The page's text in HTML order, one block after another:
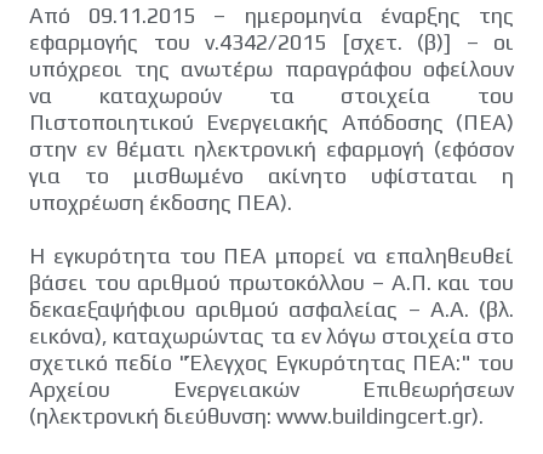
Από 09.11.2015 – ημερομηνία έναρξης της
εφαρμογής του ν.4342/2015 [σχετ. (β)] – οι
υπόχρεοι της ανωτέρω παραγράφου οφείλουν
να καταχωρούν τα στοιχεία του
Πιστοποιητικού Ενεργειακής Απόδοσης (ΠΕΑ)
στην εν θέματι ηλεκτρονική εφαρμογή (εφόσον
για το μισθωμένο ακίνητο υφίσταται η
υποχρέωση έκδοσης ΠΕΑ).
Η εγκυρότητα του ΠΕΑ μπορεί να επαληθευθεί
βάσει του αριθμού πρωτοκόλλου – Α.Π. και του
δεκαεξαψήφιου αριθμού ασφαλείας – Α.Α. (βλ.
εικόνα), καταχωρώντας τα εν λόγω στοιχεία στο
σχετικό πεδίο "Έλεγχος Εγκυρότητας ΠΕΑ:" του
Αρχείου Ενεργειακών Επιθεωρήσεων
(ηλεκτρονική διεύθυνση: www.buildingcert.gr).